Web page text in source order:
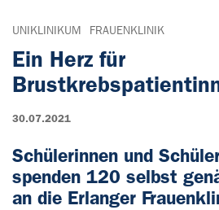
UNIKLINIKUM FRAUENKLINIK
Ein Herz für
30.07.2021
Schülerinnen und
spenden 120 selbst
an die Erlanger